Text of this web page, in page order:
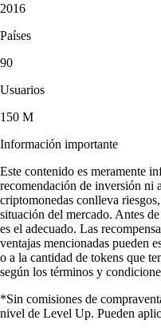
2016
Países
90
Usuarios
150 M
Información importante
Este contenido es meramente
recomendación de inversión ni
criptomonedas conlleva
situación del mercado. Antes
es el adecuado. Las
ventajas mencionadas pueden
o a la cantidad de tokens que
según los términos y
*Sin comisiones de
nivel de Level Up. Pueden